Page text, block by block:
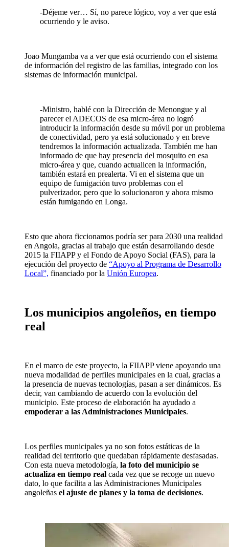
-Déjeme ver… Sí, no parece lógico, voy a ver que está
ocurriendo y le aviso.
Joao Mungamba va a ver que está ocurriendo con el sistema
de información del registro de las familias, integrado con los
sistemas de información municipal.
-Ministro, hablé con la Dirección de Menongue y al
parecer el ADECOS de esa micro-área no logró
introducir la información desde su móvil por un problema
de conectividad, pero ya está solucionado y en breve
tendremos la información actualizada. También me han
informado de que hay presencia del mosquito en esa
micro-área y que, cuando actualicen la información,
también estará en prealerta. Vi en el sistema que un
equipo de fumigación tuvo problemas con el
pulverizador, pero que lo solucionaron y ahora mismo
están fumigando en Longa.
Esto que ahora ficcionamos podría ser para 2030 una realidad
en Angola, gracias al trabajo que están desarrollando desde
2015 la FIIAPP y el Fondo de Apoyo Social (FAS), para la
ejecución del proyecto de “Apoyo al Programa de Desarrollo
Local”, financiado por la Unión Europea.
Los municipios angoleños, en tiempo
real
En el marco de este proyecto, la FIIAPP viene apoyando una
nueva modalidad de perfiles municipales en la cual, gracias a
la presencia de nuevas tecnologías, pasan a ser dinámicos. Es
decir, van cambiando de acuerdo con la evolución del
municipio. Este proceso de elaboración ha ayudado a
empoderar a las Administraciones Municipales.
Los perfiles municipales ya no son fotos estáticas de la
realidad del territorio que quedaban rápidamente desfasadas.
Con esta nueva metodología, la foto del municipio se
actualiza en tiempo real cada vez que se recoge un nuevo
dato, lo que facilita a las Administraciones Municipales
angoleñas el ajuste de planes y la toma de decisiones.